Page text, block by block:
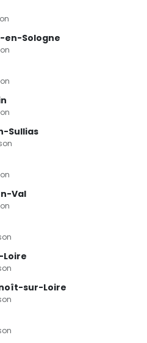
en-Sologne
Sullias
Val
Loire
sur-Loire